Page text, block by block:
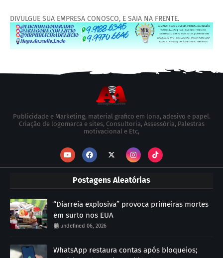
DIVULGUE SUA EMPRESA CONOSCO, E SAIA NA FRENTE.
Publicidade e Marketing, material grafico em lona, adesivo e papel.
Criação de logomarca e sites, Consultoria, Assessória, Palestras
motivacional e Etc,
Postagens Aleatórias
“Diarreia explosiva” provoca primeiras mortes
em surto nos EUA
undefined 06, 2026
WhatsApp restaura contas após bloqueios;